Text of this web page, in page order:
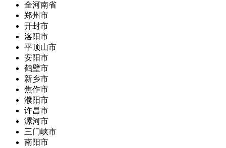
全河南省
郑州市
开封市
洛阳市
平顶山市
安阳市
鹤壁市
新乡市
焦作市
濮阳市
许昌市
漯河市
三门峡市
南阳市